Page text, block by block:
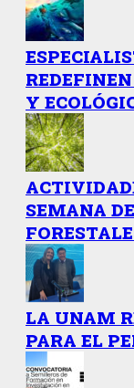
Y
SEMANA
LA UNAM
PARA EL